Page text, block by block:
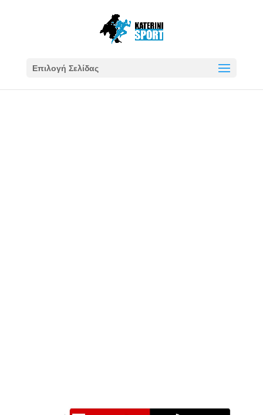
Επιλογή Σελίδας